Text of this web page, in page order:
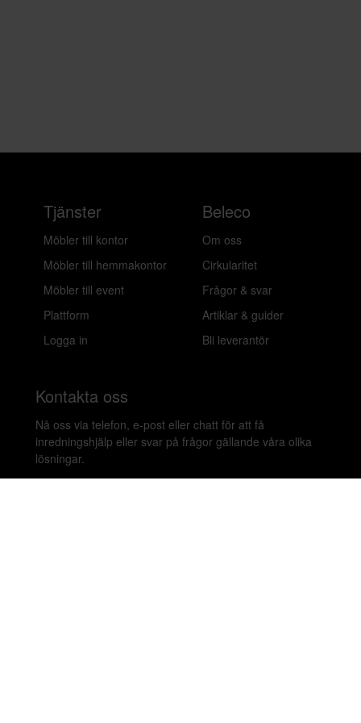
Tjänster
Möbler till kontor
Möbler till hemmakontor
Möbler till event
Plattform
Logga in
Beleco
Om oss
Cirkularitet
Frågor & svar
Artiklar & guider
Bli leverantör
Kontakta oss
Nå oss via telefon, e-post eller chatt för att få
inredningshjälp eller svar på frågor gällande våra olika
lösningar.
020-899450